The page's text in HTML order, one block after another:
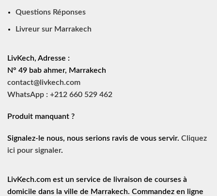
Questions Réponses
Livreur sur Marrakech
LivKech, Adresse :
N° 49 bab ahmer, Marrakech
contact@livkech.com
WhatsApp : +212 660 529 462
Produit manquant ?
Signalez-le nous, nous serions ravis de vous servir. Cliquez
ici pour signaler.
LivKech.com est un service de
livraison de courses à
domicile dans la ville de Marrakech. Commandez en ligne